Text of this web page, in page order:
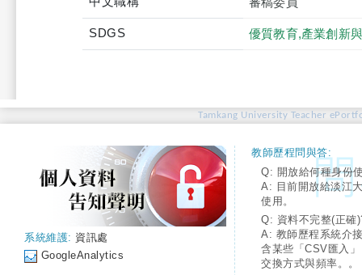
SDGS 優質教育,產業創新
Tamkang University Teacher
系統維護: 資訊處
GoogleAnalytics
教師歷程問與答:
Q: 開放給何種身份
A: 目前開放給淡江
使用。
Q: 資料不完整(正確
A: 教師歷程系統介
含某些「CSV匯入
交換方式與頻率。。